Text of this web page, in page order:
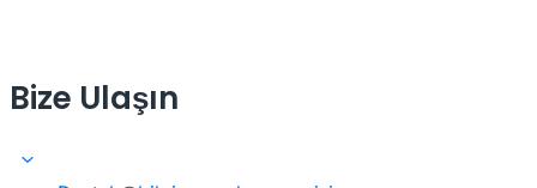
Bize Ulaşın